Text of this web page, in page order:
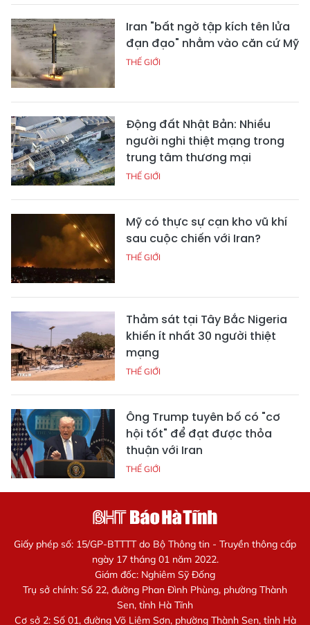
Iran "bất ngờ tập kích tên lửa
đạn đạo" nhằm vào căn cứ Mỹ
THẾ GIỚI
Động đất Nhật Bản: Nhiều
người nghi thiệt mạng trong
trung tâm thương mại
THẾ GIỚI
Mỹ có thực sự cạn kho vũ khí
sau cuộc chiến với Iran?
THẾ GIỚI
Thảm sát tại Tây Bắc Nigeria
khiến ít nhất 30 người thiệt
mạng
THẾ GIỚI
Ông Trump tuyên bố có "cơ
hội tốt" để đạt được thỏa
thuận với Iran
THẾ GIỚI
Giấy phép số: 15/GP-BTTTT do Bộ Thông tin - Truyền thông cấp
ngày 17 tháng 01 năm 2022.
Giám đốc: Nghiêm Sỹ Đống
Trụ sở chính: Số 22, đường Phan Đình Phùng, phường Thành
Sen, tỉnh Hà Tĩnh
Cơ sở 2: Số 01, đường Võ Liêm Sơn, phường Thành Sen, tỉnh Hà